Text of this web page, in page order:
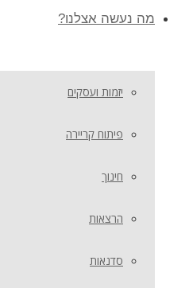
מה נעשה אצלנו?
יזמות ועסקים
פיתוח קריירה
חינוך
הרצאות
סדנאות